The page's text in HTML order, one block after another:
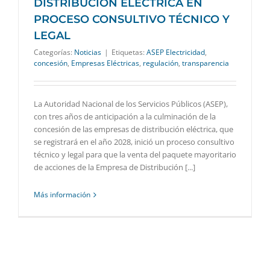
DISTRIBUCIÓN ELÉCTRICA EN
PROCESO CONSULTIVO TÉCNICO Y
LEGAL
Categorías: Noticias | Etiquetas: ASEP Electricidad,
concesión, Empresas Eléctricas, regulación, transparencia
La Autoridad Nacional de los Servicios Públicos (ASEP),
con tres años de anticipación a la culminación de la
concesión de las empresas de distribución eléctrica, que
se registrará en el año 2028, inició un proceso consultivo
técnico y legal para que la venta del paquete mayoritario
de acciones de la Empresa de Distribución [...]
Más información